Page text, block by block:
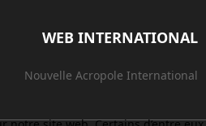
WEB INTERNATIONAL
Nouvelle Acropole International